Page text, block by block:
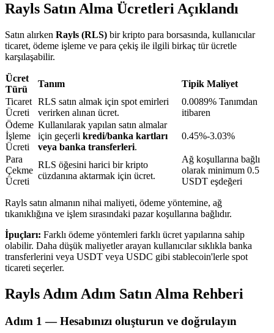
BTR Kilitleme
BTR sahiplerine özel yatırımlar
Kripto destekli borçlanma hizmeti
Rayls Satın Alma Ücretleri Açıklandı
Satın alırken Rayls (RLS) bir kripto para borsasında, kullanıcılar
ticaret, ödeme işleme ve para çekiş ile ilgili birkaç tür ücretle
karşılaşabilir.
Ücret
Türü
Tanım
Tipik Maliyet
Ticaret
Ücreti
RLS satın almak için spot emirleri
verirken alınan ücret.
0.0089% Tanımdan
itibaren
Ödeme
İşleme
Ücreti
Kullanılarak yapılan satın almalar
için geçerli kredi/banka kartları
veya banka transferleri.
0.45%-3.03%
Para
Çekme
Ücreti
RLS öğesini harici bir kripto
cüzdanına aktarmak için ücret.
Ağ koşullarına bağlı
olarak minimum 0.5
USDT eşdeğeri
Rayls satın almanın nihai maliyeti, ödeme yöntemine, ağ
tıkanıklığına ve işlem sırasındaki pazar koşullarına bağlıdır.
İpuçları: Farklı ödeme yöntemleri farklı ücret yapılarına sahip
olabilir. Daha düşük maliyetler arayan kullanıcılar sıklıkla banka
transferlerini veya USDT veya USDC gibi stablecoin'lerle spot
ticareti seçerler.
Rayls Adım Adım Satın Alma Rehberi
Adım 1 —Hesabınızı oluşturun ve doğrulayın